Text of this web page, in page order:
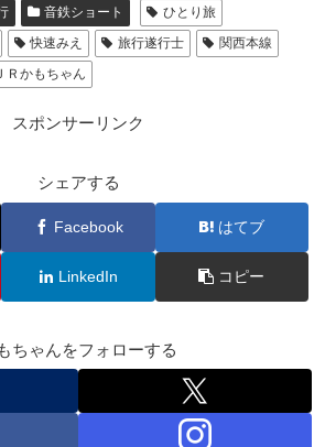
音鉄ショート
ひとり旅
快速みえ 旅行遂行士
関西本線
Ｒかもちゃん
スポンサーリンク
シェアする
Facebook はてブ
LinkedIn コピー
ちゃんをフォローする